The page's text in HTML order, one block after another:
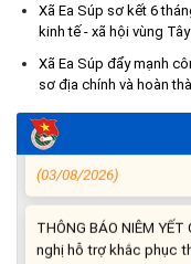
Xã Ea Súp sơ kết 6
kinh tế - xã hội vùng
Xã Ea Súp đẩy mạnh
sơ địa chính và hoàn
xuất trên địa bàn xã.
(06/08/2026)
THÔNG BÁO: Cảnh
đo đạc, lập bản đồ địa
cơ sở dữ liệu quốc gia
(03/08/2026)
THÔNG BÁO NIÊM
nghị hỗ trợ khắc phục